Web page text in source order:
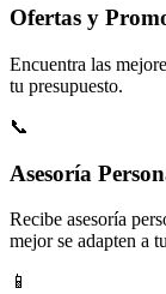
Ofertas y
Encuentra las
tu presupuesto.
📞
Asesoría
Recibe asesoría
mejor se adapten a
📱